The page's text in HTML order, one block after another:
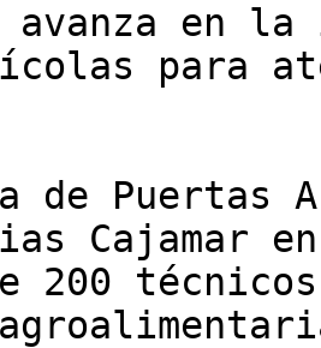
avanza en
para
de Puertas
Cajamar
200